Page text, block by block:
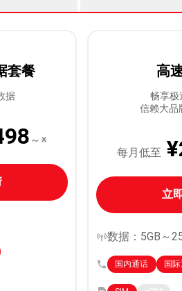
套餐
据
～※
高
畅享极
信赖大品
每月低至
立
数据：5GB～
国内通话 国